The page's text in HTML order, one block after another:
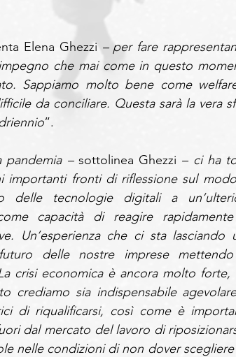
Elena Ghezzi – per fare
che mai come in questo
Sappiamo molto bene come
da conciliare. Questa sarà la vera
”.
pandemia – sottolinea Ghezzi – ci ha
importanti fronti di riflessione sul
delle tecnologie digitali a
capacità di reagire
Un’esperienza che ci sta lasciando
delle nostre imprese
crisi economica è ancora molto forte,
crediamo sia indispensabile
di riqualificarsi, così come è
dal mercato del lavoro di
nelle condizioni di non dover